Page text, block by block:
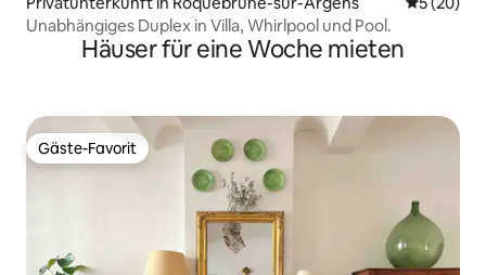
Unabhängiges Duplex in Villa, Whirlpool und Pool.
Häuser für eine Woche mieten
Gäste-Favorit
Gäste-Favorit